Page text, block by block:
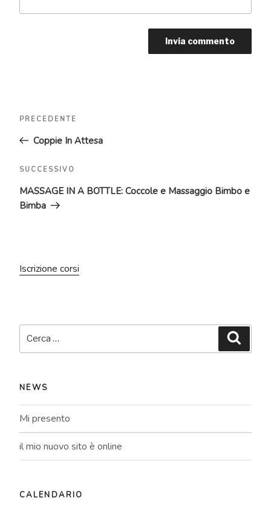
articoli
Articolo
precedente:
PRECEDENTE
Coppie In Attesa
Articolo
successivo
SUCCESSIVO
MASSAGE IN A BOTTLE: Coccole e Massaggio Bimbo e
Bimba
Iscrizione corsi
NEWS
Mi presento
il mio nuovo sito è online
CALENDARIO